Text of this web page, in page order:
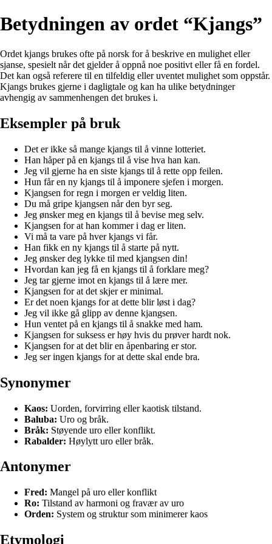
Betydningen av ordet “Kjangs”
Ordet kjangs brukes ofte på norsk for å beskrive en mulighet eller
sjanse, spesielt når det gjelder å oppnå noe positivt eller få en fordel.
Det kan også referere til en tilfeldig eller uventet mulighet som oppstår.
Kjangs brukes gjerne i dagligtale og kan ha ulike betydninger
avhengig av sammenhengen det brukes i.
Eksempler på bruk
Det er ikke så mange kjangs til å vinne lotteriet.
Han håper på en kjangs til å vise hva han kan.
Jeg vil gjerne ha en siste kjangs til å rette opp feilen.
Hun får en ny kjangs til å imponere sjefen i morgen.
Kjangsen for regn i morgen er veldig liten.
Du må gripe kjangsen når den byr seg.
Jeg ønsker meg en kjangs til å bevise meg selv.
Kjangsen for at han kommer i dag er liten.
Vi må ta vare på hver kjangs vi får.
Han fikk en ny kjangs til å starte på nytt.
Jeg ønsker deg lykke til med kjangsen din!
Hvordan kan jeg få en kjangs til å forklare meg?
Jeg tar gjerne imot en kjangs til å lære mer.
Kjangsen for at det skjer er minimal.
Er det noen kjangs for at dette blir løst i dag?
Jeg vil ikke gå glipp av denne kjangsen.
Hun ventet på en kjangs til å snakke med ham.
Kjangsen for suksess er høy hvis du prøver hardt nok.
Kjangsen for at det blir en åpenbaring er stor.
Jeg ser ingen kjangs for at dette skal ende bra.
Synonymer
Kaos: Uorden, forvirring eller kaotisk tilstand.
Baluba: Uro og bråk.
Bråk: Støyende uro eller konflikt.
Rabalder: Høylytt uro eller bråk.
Antonymer
Fred: Mangel på uro eller konflikt
Ro: Tilstand av harmoni og fravær av uro
Orden: System og struktur som minimerer kaos
Etymologi